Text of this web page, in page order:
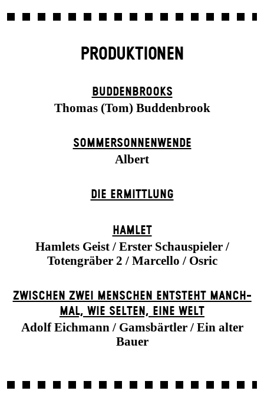
PRODUKTIONEN
BUDDENBROOKS
Thomas (Tom) Buddenbrook
SOMMER­SONNEN­WENDE
Albert
DIE ERMITTLUNG
HAMLET
Hamlets Geist / Erster Schauspieler /
Totengräber 2 / Marcello / Osric
ZWISCHEN ZWEI MENSCHEN ENT­STEHT MANCH­
MAL, WIE SELTEN, EINE WELT
Adolf Eichmann / Gamsbärtler / Ein alter
Bauer